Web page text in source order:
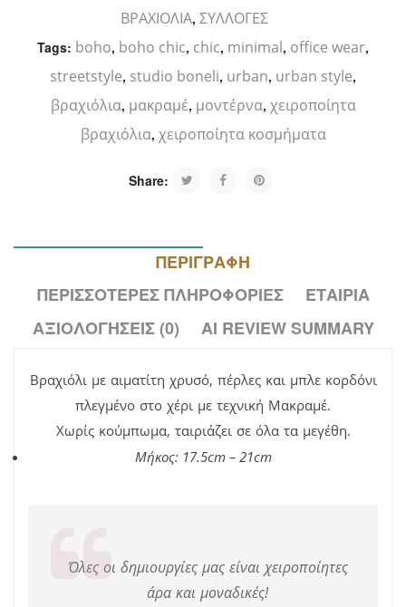
ΒΡΑΧΙΟΛΙΑ, ΣΥΛΛΟΓΕΣ
Tags: boho, boho chic, chic, minimal, office wear,
streetstyle, studio boneli, urban, urban style,
βραχιόλια, μακραμέ, μοντέρνα, χειροποίητα
βραχιόλια, χειροποίητα κοσμήματα
Share:
ΠΕΡΙΓΡΑΦΉ
ΠΕΡΙΣΣΌΤΕΡΕΣ ΠΛΗΡΟΦΟΡΊΕΣ
ΕΤΑΙΡΊΑ
ΑΞΙΟΛΟΓΉΣΕΙΣ (0)
AI REVIEW SUMMARY
Βραχιόλι με αιματίτη χρυσό, πέρλες και μπλε κορδόνι
πλεγμένο στο χέρι με τεχνική Μακραμέ.
Χωρίς κούμπωμα, ταιριάζει σε όλα τα μεγέθη.
Μήκος: 17.5cm – 21cm
Όλες οι δημιουργίες μας είναι χειροποίητες
άρα και μοναδικές!